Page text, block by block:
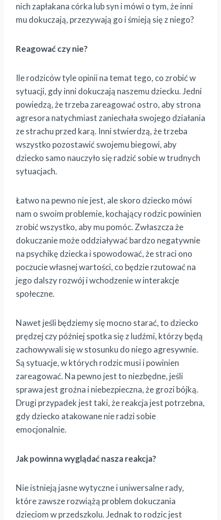
nich zapłakana córka lub syn i mówi o tym, że inni
mu dokuczają, przezywają go i śmieją się z niego?
Reagować czy nie?
Ile rodziców tyle opinii na temat tego, co zrobić w
sytuacji, gdy inni dokuczają naszemu dziecku. Jedni
powiedzą, że trzeba zareagować ostro, aby strona
agresora natychmiast zaniechała swojego działania
ze strachu przed karą. Inni stwierdzą, że trzeba
wszystko pozostawić swojemu biegowi, aby
dziecko samo nauczyło się radzić sobie w trudnych
sytuacjach.
Łatwo na pewno nie jest, ale skoro dziecko mówi
nam o swoim problemie, kochający rodzic powinien
zrobić wszystko, aby mu pomóc. Zwłaszcza że
dokuczanie może oddziaływać bardzo negatywnie
na psychikę dziecka i spowodować, że straci ono
poczucie własnej wartości, co będzie rzutować na
jego dalszy rozwój i wchodzenie w interakcje
społeczne.
Nawet jeśli będziemy się mocno starać, to dziecko
prędzej czy później spotka się z ludźmi, którzy będą
zachowywali się w stosunku do niego agresywnie.
Są sytuacje, w których rodzic musi i powinien
zareagować. Na pewno jest to niezbędne, jeśli
sprawa jest groźna i niebezpieczna, że grozi bójką.
Drugi przypadek jest taki, że reakcja jest potrzebna,
gdy dziecko atakowane nie radzi sobie
emocjonalnie.
Jak powinna wyglądać nasza reakcja?
Nie istnieją jasne wytyczne i uniwersalne rady,
które zawsze rozwiążą problem dokuczania
dzieciom w przedszkolu. Jednak to rodzic jest